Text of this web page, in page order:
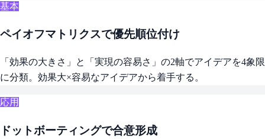
基本
ペイオフマトリクスで優先順位付け
「効果の大きさ」と「実現の容易さ」の2軸でアイデアを4象限
に分類。効果大×容易なアイデアから着手する。
応用
ドットボーティングで合意形成